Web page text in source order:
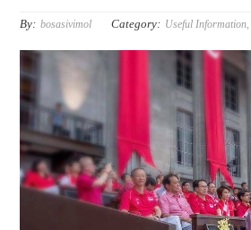
By: bosasivimol Category: Useful Information